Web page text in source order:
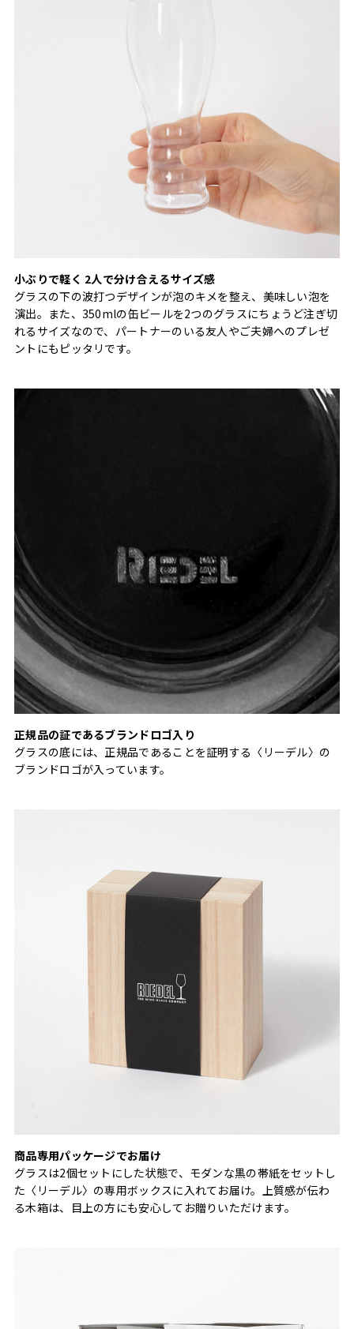
小ぶりで軽く 2人で分け合えるサイズ感
グラスの下の波打つデザインが泡のキメを整え、美味しい泡を
演出。また、350mlの缶ビールを2つのグラスにちょうど注ぎ切
れるサイズなので、パートナーのいる友人やご夫婦へのプレゼ
ントにもピッタリです。
正規品の証であるブランドロゴ入り
グラスの底には、正規品であることを証明する〈リーデル〉の
ブランドロゴが入っています。
商品専用パッケージでお届け
グラスは2個セットにした状態で、モダンな黒の帯紙をセットし
た〈リーデル〉の専用ボックスに入れてお届け。上質感が伝わ
る木箱は、目上の方にも安心してお贈りいただけます。